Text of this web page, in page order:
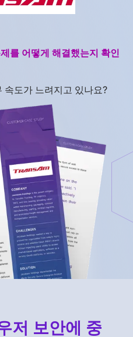
를 어떻게 해결했는지 확인
속도가 느려지고 있나요?
저 보안에 중